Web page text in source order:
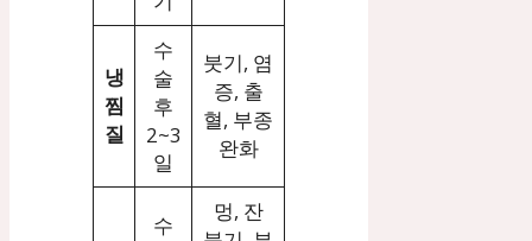
냉
찜
질
수
술
후
2~3
일
붓기, 염
증, 출
혈, 부종
완화
수
멍, 잔